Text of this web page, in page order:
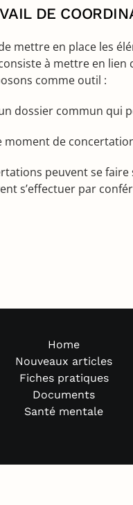
DE
mettre en place les
à mettre en
comme outil :
dossier commun qui
de concertation
peuvent se
s’effectuer par
Home
Nouveaux articles
Fiches pratiques
Documents
Santé mentale